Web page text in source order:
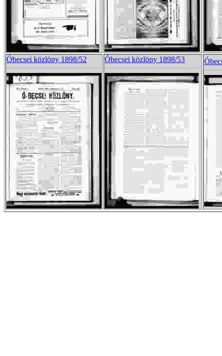
Óbecsei közlöny 1898/52 Óbecsei közlöny 1898/53